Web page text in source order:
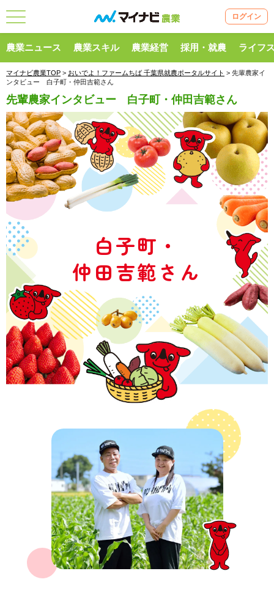
ログイン
農業ニュース 農業スキル 農業経営 採用・就農 ライフ
マイナビ農業TOP > おいでよ！ファームちば 千葉県就農ポータルサイト > 先輩農家イ
ンタビュー 白子町・仲田吉範さん
先輩農家インタビュー 白子町・仲田吉範さん
白子町・
仲田吉範さん